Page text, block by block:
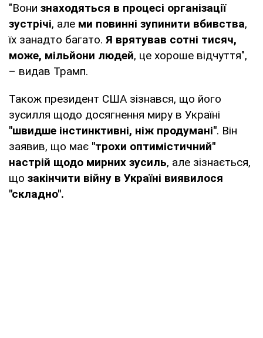
"Вони знаходяться в процесі організації
зустрічі, але ми повинні зупинити вбивства,
їх занадто багато. Я врятував сотні тисяч,
може, мільйони людей, це хороше відчуття",
– видав Трамп.
Також президент США зізнався, що його
зусилля щодо досягнення миру в Україні
"швидше інстинктивні, ніж продумані". Він
заявив, що має "трохи оптимістичний"
настрій щодо мирних зусиль, але зізнається,
що закінчити війну в Україні виявилося
"складно".